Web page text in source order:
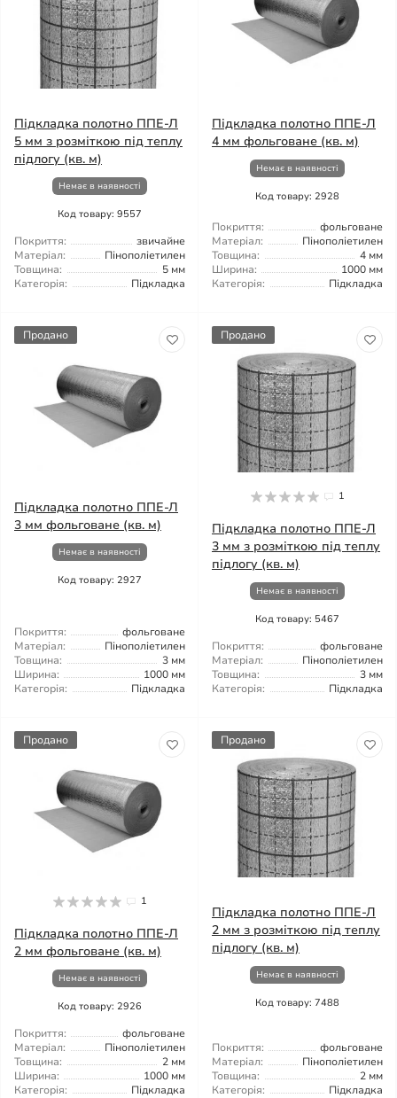
Підкладка полотно ППЕ-Л
5 мм з розміткою під теплу
підлогу (кв. м)
Немає в наявності
Код товару: 9557
Покриття:
звичайне
Матеріал:
Пінополіетилен
Товщина:
5 мм
Категорія:
Підкладка
Підкладка полотно ППЕ-Л
4 мм фольговане (кв. м)
Немає в наявності
Код товару: 2928
Покриття:
фольговане
Матеріал:
Пінополіетилен
Товщина:
4 мм
Ширина:
1000 мм
Категорія:
Підкладка
Продано
Підкладка полотно ППЕ-Л
3 мм фольговане (кв. м)
Немає в наявності
Код товару: 2927
Покриття:
фольговане
Матеріал:
Пінополіетилен
Товщина:
3 мм
Ширина:
1000 мм
Категорія:
Підкладка
Продано
1
Підкладка полотно ППЕ-Л
3 мм з розміткою під теплу
підлогу (кв. м)
Немає в наявності
Код товару: 5467
Покриття:
фольговане
Матеріал:
Пінополіетилен
Товщина:
3 мм
Категорія:
Підкладка
Продано
1
Підкладка полотно ППЕ-Л
2 мм фольговане (кв. м)
Немає в наявності
Код товару: 2926
Покриття:
фольговане
Матеріал:
Пінополіетилен
Товщина:
2 мм
Ширина:
1000 мм
Категорія:
Підкладка
Продано
Підкладка полотно ППЕ-Л
2 мм з розміткою під теплу
підлогу (кв. м)
Немає в наявності
Код товару: 7488
Покриття:
фольговане
Матеріал:
Пінополіетилен
Товщина:
2 мм
Категорія:
Підкладка